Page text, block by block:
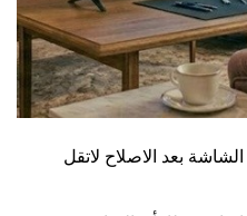
بعد الاصلاح لاتقل